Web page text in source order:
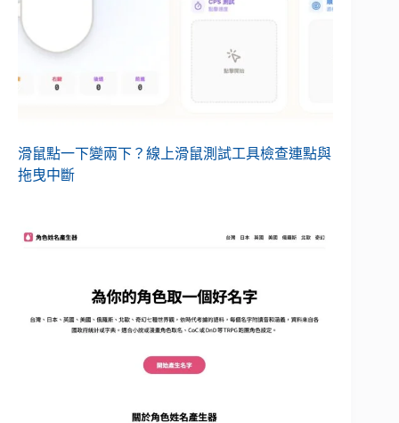
滑鼠點一下變兩下？線上滑鼠測試工具檢查連點與
拖曳中斷